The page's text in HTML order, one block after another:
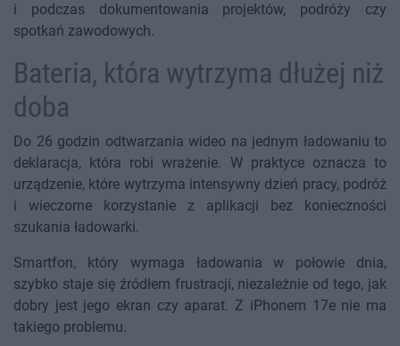
i podczas dokumentowania projektów, podróży czy
spotkań zawodowych.
Bateria, która wytrzyma dłużej niż
doba
Do 26 godzin odtwarzania wideo na jednym ładowaniu to
deklaracja, która robi wrażenie. W praktyce oznacza to
urządzenie, które wytrzyma intensywny dzień pracy, podróż
i wieczorne korzystanie z aplikacji bez konieczności
szukania ładowarki.
Smartfon, który wymaga ładowania w połowie dnia,
szybko staje się źródłem frustracji, niezależnie od tego, jak
dobry jest jego ekran czy aparat. Z iPhonem 17e nie ma
takiego problemu.